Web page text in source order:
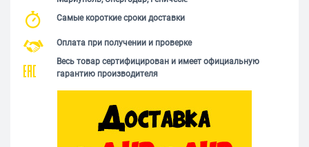
Самые короткие сроки доставки
Оплата при получении и проверке
Весь товар сертифицирован и имеет официальную
гарантию производителя